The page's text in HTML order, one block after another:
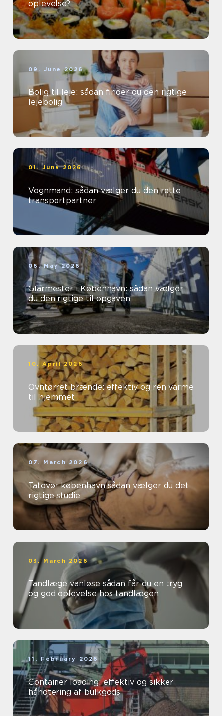
oplevelse?
09. June 2026
Bolig til leje: sådan finder du den rigtige
lejebolig
01. June 2026
Vognmand: sådan vælger du den rette
transportpartner
06. May 2026
Glarmester i København: sådan vælger
du den rigtige til opgaven
10. April 2026
Ovntørret brænde: effektiv og ren varme
til hjemmet
07. March 2026
Tatovør københavn sådan vælger du det
rigtige studie
03. March 2026
Tandlæge vanløse sådan får du en tryg
og god oplevelse hos tandlægen
11. February 2026
Container loading: effektiv og sikker
håndtering af bulkgods